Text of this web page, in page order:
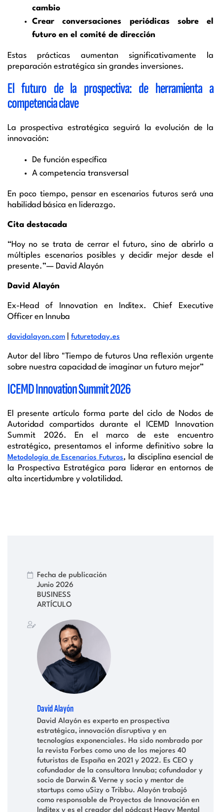
cambio
Crear conversaciones periódicas sobre el
futuro en el comité de dirección
Estas prácticas aumentan significativamente la
preparación estratégica sin grandes inversiones.
El futuro de la prospectiva: de herramienta a
competencia clave
La prospectiva estratégica seguirá la evolución de la
innovación:
De función específica
A competencia transversal
En poco tiempo, pensar en escenarios futuros será una
habilidad básica en liderazgo.
Cita destacada
“Hoy no se trata de cerrar el futuro, sino de abrirlo a
múltiples escenarios posibles y decidir mejor desde el
presente.”— David Alayón
David Alayón
Ex-Head of Innovation en Inditex. Chief Executive
Officer en Innuba
davidalayon.com futuretoday.es
Autor del libro "Tiempo de futuros Una reflexión urgente
sobre nuestra capacidad de imaginar un futuro mejor”
ICEMD Innovation Summit 2026
El presente artículo forma parte del ciclo de Nodos de
Autoridad compartidos durante el ICEMD Innovation
Summit 2026. En el marco de este encuentro
estratégico, presentamos el informe definitivo sobre la
Metodología de Escenarios Futuros, la disciplina esencial de
la Prospectiva Estratégica para liderar en entornos de
alta incertidumbre y volatilidad.
Fecha de publicación
Junio 2026
BUSINESS
ARTÍCULO
David Alayón
David Alayón es experto en prospectiva
estratégica, innovación disruptiva y en
tecnologías exponenciales. Ha sido nombrado por
la revista Forbes como uno de los mejores 40
futuristas de España en 2021 y 2022. Es CEO y
cofundador de la consultora Innuba; cofundador y
socio de Darwin & Verne y socio y mentor de
startups como uSizy o Tribbu. Alayón trabajó
como responsable de Proyectos de Innovación en
Inditex y es el creador del pódcast Heavy Mental